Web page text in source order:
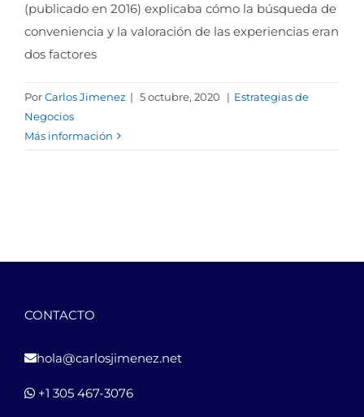
(publicado en 2016) explicaba cómo la búsqueda de
conveniencia y la valoración de las experiencias eran
dos factores
PorCarlos Jimenez | 5 octubre, 2020 | Estrategias de
Negocios
Más información
CONTACTO
hola@carlosjimenez.net
+1 305 467-3076